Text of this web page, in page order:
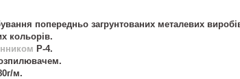
попередньо загрунтованих металевих
кольорів.
Р-4.
м.